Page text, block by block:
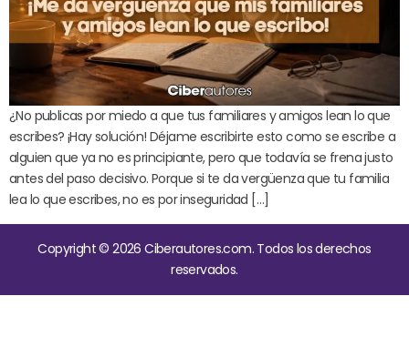
¿No publicas por miedo a que tus familiares y amigos lean lo que
escribes? ¡Hay solución! Déjame escribirte esto como se escribe a
alguien que ya no es principiante, pero que todavía se frena justo
antes del paso decisivo. Porque si te da vergüenza que tu familia
lea lo que escribes, no es por inseguridad […]
Copyright © 2026 Ciberautores.com. Todos los derechos
reservados.